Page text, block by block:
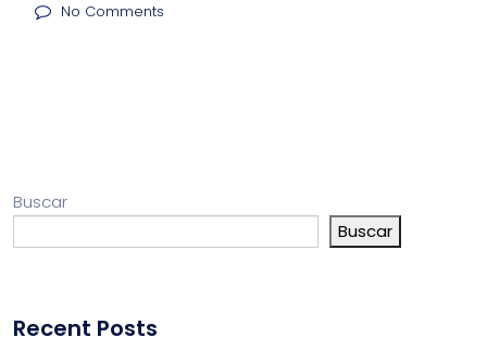
No Comments
Buscar
Buscar
Recent Posts